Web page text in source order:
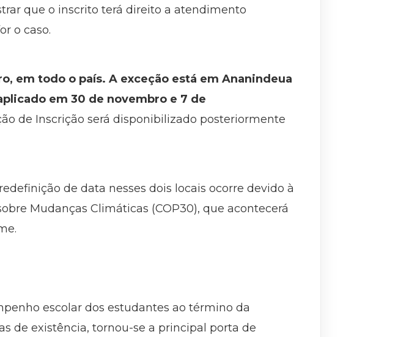
que o inscrito terá direito a atendimento
o caso.
em todo o país. A exceção está em Ananindeua
em 30 de novembro e 7 de
de Inscrição será disponibilizado posteriormente
de data nesses dois locais ocorre devido à
Mudanças Climáticas (COP30), que acontecerá
escolar dos estudantes ao término da
de existência, tornou-se a principal porta de